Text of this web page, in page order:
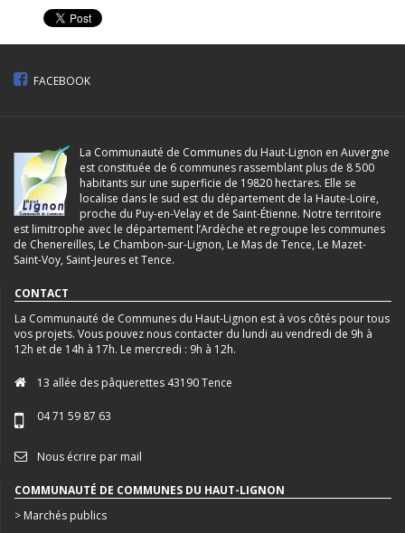
FACEBOOK
La Communauté de Communes du Haut-Lignon en Auvergne
est constituée de 6 communes rassemblant plus de 8 500
habitants sur une superficie de 19820 hectares. Elle se
localise dans le sud est du département de la Haute-Loire,
proche du Puy-en-Velay et de Saint-Étienne. Notre territoire
est limitrophe avec le département l’Ardèche et regroupe les communes
de Chenereilles, Le Chambon-sur-Lignon, Le Mas de Tence, Le Mazet-
Saint-Voy, Saint-Jeures et Tence.
CONTACT
La Communauté de Communes du Haut-Lignon est à vos côtés pour tous
vos projets. Vous pouvez nous contacter du lundi au vendredi de 9h à
12h et de 14h à 17h. Le mercredi : 9h à 12h.
13 allée des pâquerettes 43190 Tence
04 71 59 87 63
Nous écrire par mail
COMMUNAUTÉ DE COMMUNES DU HAUT-LIGNON
> Marchés publics